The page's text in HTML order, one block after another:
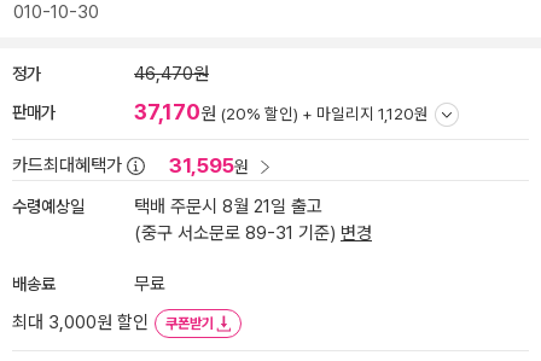
010-10-30
정가 46,470원
판매가 37,170원 (20% 할인) + 마일리지 1,120원
카드최대혜택가 31,595원
수령예상일
택배 주문시 8월 21일 출고
(중구 서소문로 89-31 기준) 변경
배송료
무료
최대 3,000원 할인
쿠폰받기